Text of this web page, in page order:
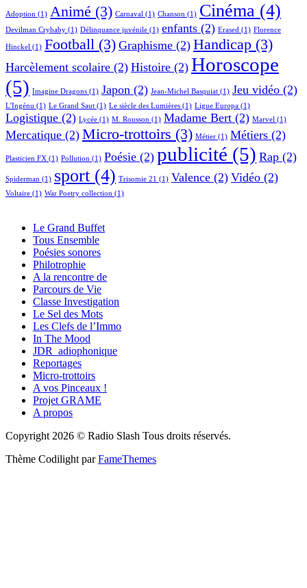
Adoption (1) Animé (3) Carnaval (1) Chanson (1) Cinéma (4)
Devilman Crybaby (1) Délinquance juvénile (1) enfants (2) Erased (1) Florence
Hinckel (1) Football (3) Graphisme (2) Handicap (3)
Harcèlement scolaire (2) Histoire (2) Horoscope
(5) Imagine Dragons (1) Japon (2) Jean-Michel Basquiat (1) Jeu vidéo (2)
L'Ingénu (1) Le Grand Saut (1) Le siècle des Lumières (1) Ligue Europa (1)
Logistique (2) Lycée (1) M. Rousson (1) Madame Bert (2) Marvel (1)
Mercatique (2) Micro-trottoirs (3) Métier (1) Métiers (2)
Plasticien FX (1) Pollution (1) Poésie (2) publicité (5) Rap (2)
Spiderman (1) sport (4) Trisomie 21 (1) Valence (2) Vidéo (2)
Voltaire (1) War Poetry collection (1)
Le Grand Buffet
Tous Ensemble
Poésies sonores
Philotrophie
A la rencontre de
Parcours de Vie
Classe Investigation
Le Sel des Mots
Les Clefs de l’Immo
In The Mood
JDR_adiophonique
Reportages
Micro-trottoirs
A vos Pinceaux !
Projet GRAME
A propos
Copyright 2026 © Radio Slash Tous droits réservés.
Thème Codilight parFameThemes